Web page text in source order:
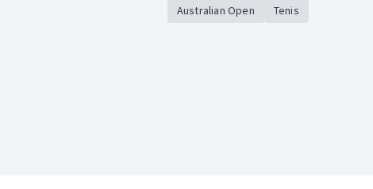
Australian Open Tenis